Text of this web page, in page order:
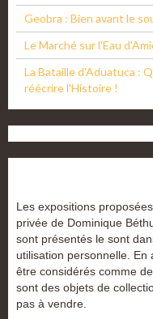
Geobra : Bien avant le
Le Marché sur l'Eau
La Bataille d'Aduatuca :
réécrire l'Histoire !
Les expositions
privée de Dominique
sont présentés le sont
utilisation personnelle.
être considérés comme
sont des objets de
pas à vendre.